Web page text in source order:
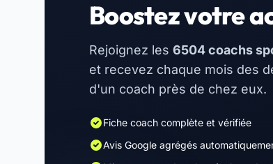
Boostez votre
Rejoignez les 6504 coachs
et recevez chaque mois des
d'un coach près de chez eux.
Fiche coach complète et vérifiée
Avis Google agrégés